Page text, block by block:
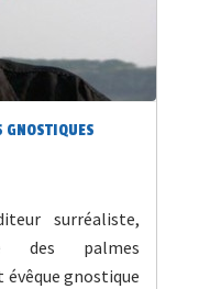
GNOSTIQUES
surréaliste,
des palmes
gnostique